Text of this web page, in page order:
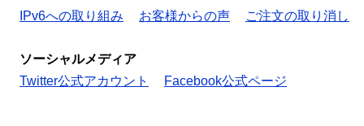
IPv6への取り組み
お客様からの声 ご注文の取り消し
ソーシャルメディア
Twitter公式アカウント
Facebook公式ページ